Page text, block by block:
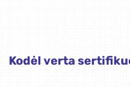
Kodėl verta